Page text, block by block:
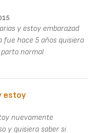
y estoy embarazad
hace 5 años quisiera
normal
estoy
nuevamente
y quisiera saber si